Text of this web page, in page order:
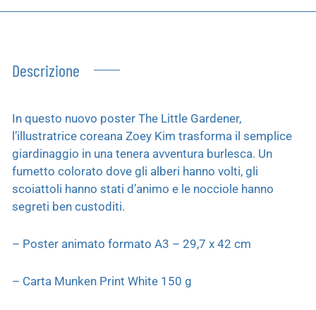
Descrizione
In questo nuovo poster The Little Gardener,
l’illustratrice coreana Zoey Kim trasforma il semplice
giardinaggio in una tenera avventura burlesca. Un
fumetto colorato dove gli alberi hanno volti, gli
scoiattoli hanno stati d’animo e le nocciole hanno
segreti ben custoditi.
– Poster animato formato A3 – 29,7 x 42 cm
– Carta Munken Print White 150 g